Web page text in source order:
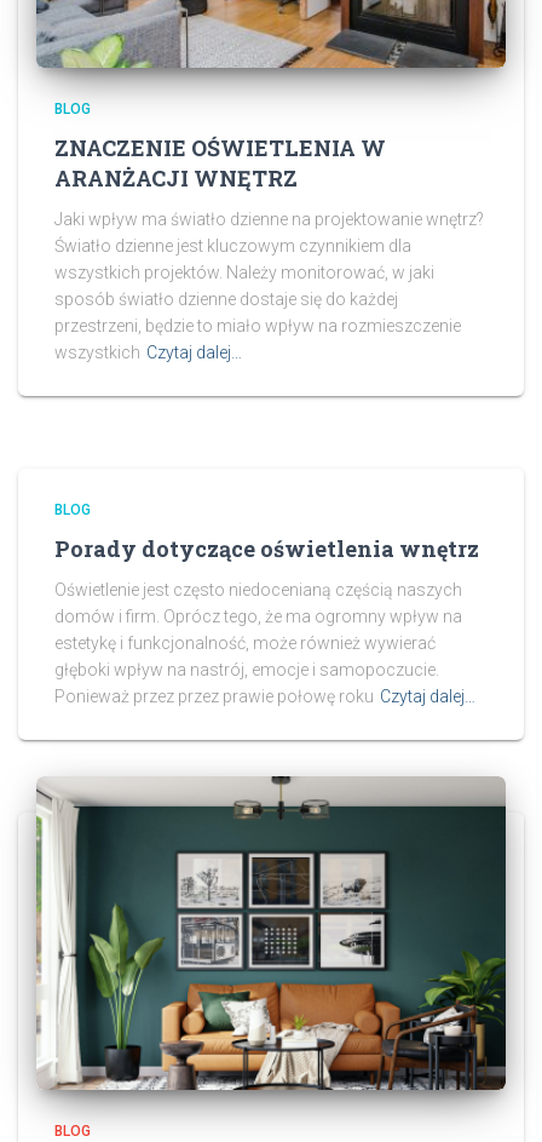
BLOG
ZNACZENIE OŚWIETLENIA W
ARANŻACJI WNĘTRZ
Jaki wpływ ma światło dzienne na projektowanie wnętrz?
Światło dzienne jest kluczowym czynnikiem dla
wszystkich projektów. Należy monitorować, w jaki
sposób światło dzienne dostaje się do każdej
przestrzeni, będzie to miało wpływ na rozmieszczenie
wszystkich Czytaj dalej…
BLOG
Porady dotyczące oświetlenia wnętrz
Oświetlenie jest często niedocenianą częścią naszych
domów i firm. Oprócz tego, że ma ogromny wpływ na
estetykę i funkcjonalność, może również wywierać
głęboki wpływ na nastrój, emocje i samopoczucie.
Ponieważ przez przez prawie połowę roku Czytaj dalej…
BLOG